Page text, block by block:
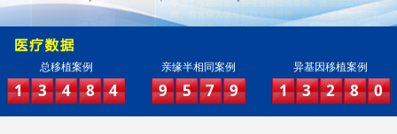
总移植案例
1 3 4 8 4
亲缘半相同案例
9 5 7 9
异基因移植案例
1 3 2 8 0